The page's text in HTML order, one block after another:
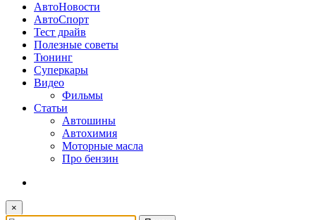
АвтоНовости
АвтоСпорт
Тест драйв
Полезные советы
Тюнинг
Суперкары
Видео
Фильмы
Статьи
Автошины
Автохимия
Моторные масла
Про бензин
×